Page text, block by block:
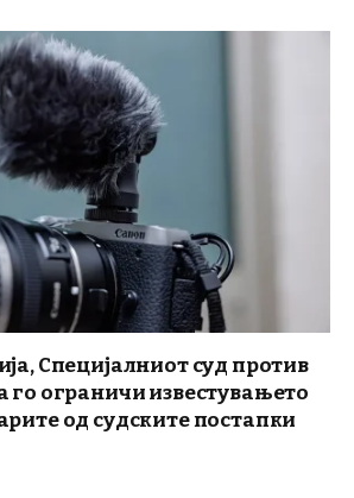
Специјалниот суд против
го ограничи известувањето
од судските постапки